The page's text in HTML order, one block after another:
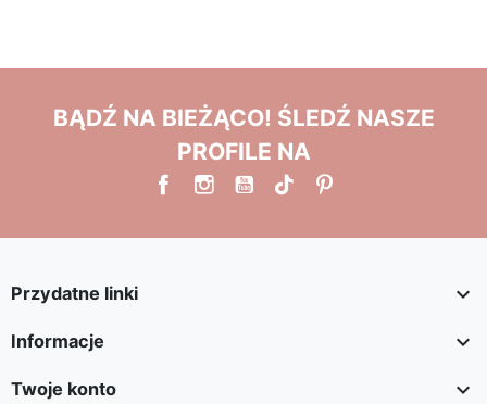
BĄDŹ NA BIEŻĄCO! ŚLEDŹ NASZE
PROFILE NA
Przydatne linki 
Informacje 
Twoje konto 